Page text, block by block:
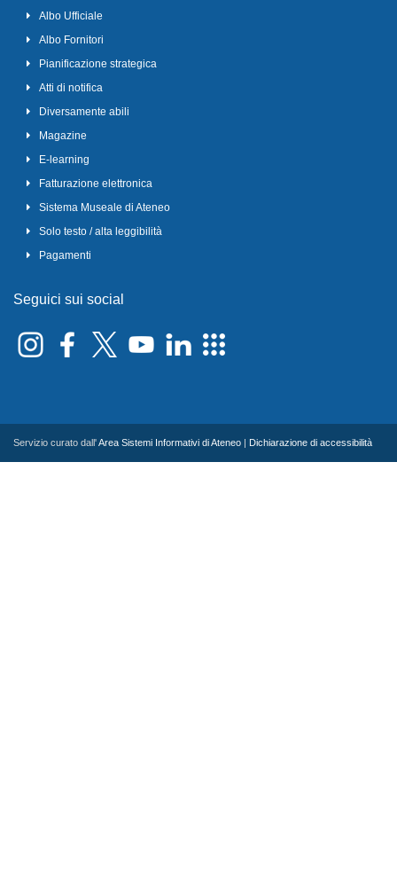
Albo Ufficiale
Albo Fornitori
Pianificazione strategica
Atti di notifica
Diversamente abili
Magazine
E-learning
Fatturazione elettronica
Sistema Museale di Ateneo
Solo testo / alta leggibilità
Pagamenti
Seguici sui social
Servizio curato dall'Area Sistemi Informativi di Ateneo Dichiarazione di accessibilità